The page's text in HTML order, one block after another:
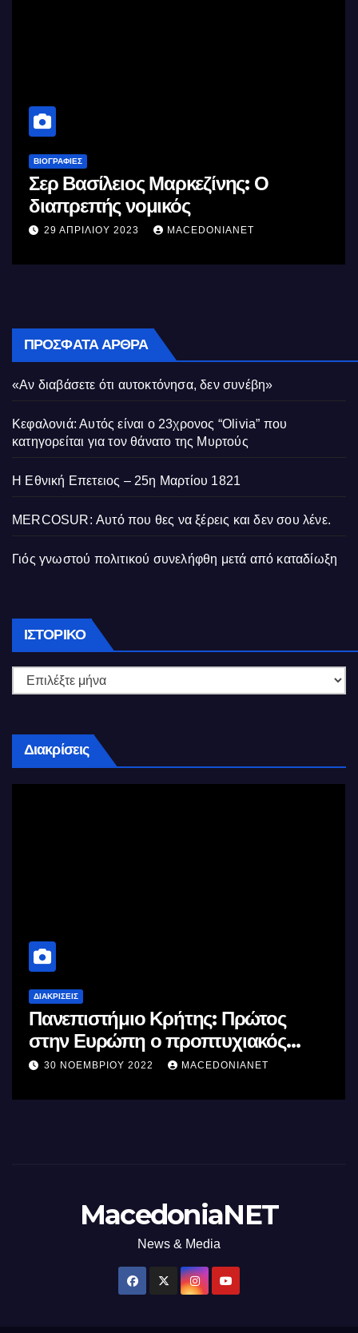
ΒΙΟΓΡΑΦΊΕΣ
Σερ Βασίλειος Μαρκεζίνης: Ο
διαπρεπής νομικός
29 ΑΠΡΙΛΊΟΥ 2023 MACEDONIANET
ΠΡΌΣΦΑΤΑ ΆΡΘΡΑ
«Αν διαβάσετε ότι αυτοκτόνησα, δεν συνέβη»
Κεφαλονιά: Αυτός είναι ο 23χρονος “Olivia” που
κατηγορείται για τον θάνατο της Μυρτούς
Η Εθνική Επετειος – 25η Μαρτίου 1821
MERCOSUR: Αυτό που θες να ξέρεις και δεν σου λένε.
Γιός γνωστού πολιτικού συνελήφθη μετά από καταδίωξη
ΙΣΤΟΡΙΚΌ Ιστορικό
Διακρίσεις
ΔΙΑΚΡΊΣΕΙΣ
Πανεπιστήμιο Κρήτης: Πρώτος
στην Ευρώπη ο προπτυχιακός
φοιτητής Κωνσταντίνος Ανεμοζάλης
30 ΝΟΕΜΒΡΊΟΥ 2022 MACEDONIANET
MacedoniaNET
News & Media